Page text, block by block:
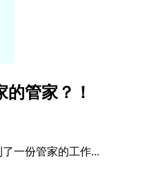
管家？！
一份管家的工作...